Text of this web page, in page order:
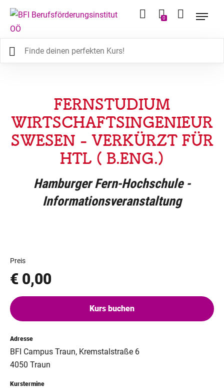
0
FERNSTUDIUM
WIRTSCHAFTSINGENIEUR
SWESEN - VERKÜRZT FÜR
HTL ( B.ENG.)
Hamburger Fern-Hochschule -
Informationsveranstaltung
Adresse
BFI Campus Traun, Kremstalstraße 6
4050 Traun
Kurstermine
Preis
€ 0,00
Kurs buchen